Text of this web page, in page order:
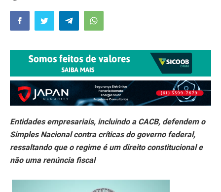
Entidades empresariais, incluindo a CACB, defendem o
Simples Nacional contra críticas do governo federal,
ressaltando que o regime é um direito constitucional e
não uma renúncia fiscal